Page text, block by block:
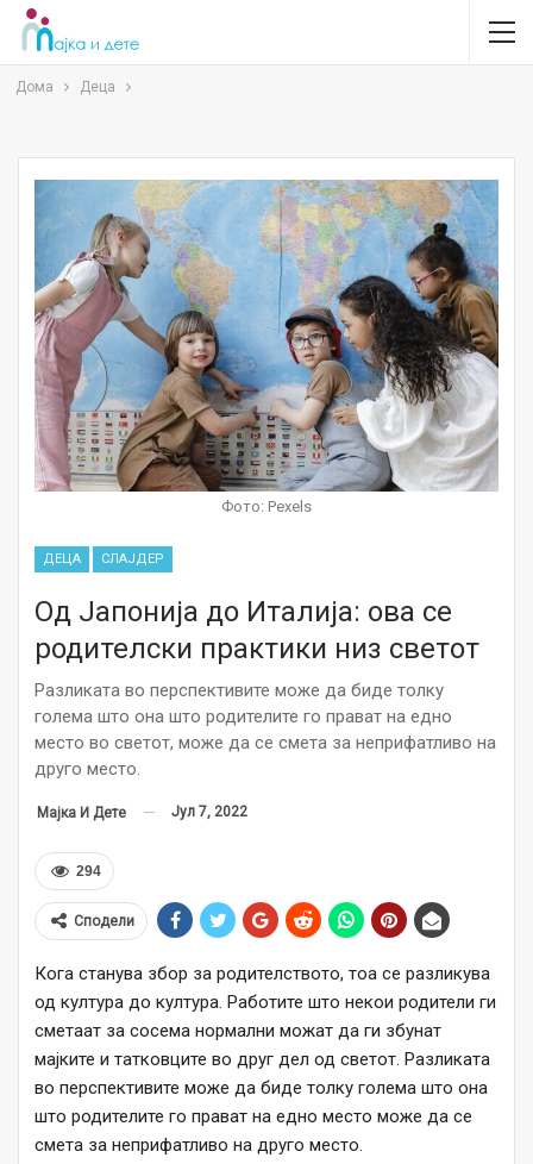
Дома Деца
Фото: Pexels
ДЕЦА СЛАЈДЕР
Од Јапонија до Италија: ова се
родителски практики низ светот
Разликата во перспективите може да биде толку
голема што она што родителите го прават на едно
место во светот, може да се смета за неприфатливо на
друго место.
Мајка И Дете Јул 7, 2022
294
Сподели
Кога станува збор за родителството, тоа се разликува
од култура до култура. Работите што некои родители ги
сметаат за сосема нормални можат да ги збунат
мајките и татковците во друг дел од светот. Разликата
во перспективите може да биде толку голема што она
што родителите го прават на едно место може да се
смета за неприфатливо на друго место.